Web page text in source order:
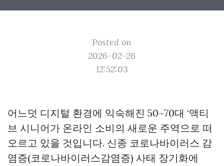
Posted on
2026-02-26
12:52:03
어느덧 디지털 환경에 익숙해진 50~70대 ‘액티
브 시니어가 온라인 소비의 새로운 주역으로 떠
오르고 있을 것입니다. 신종 코로나바이러스 감
염증(코로나바이러스감염증) 사태 장기화에